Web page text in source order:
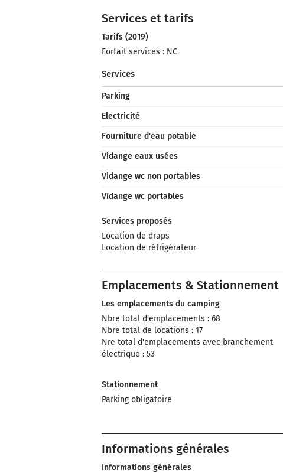
Services et tarifs
Tarifs (2019)
Forfait services : NC
Services
Parking
Electricité
Fourniture d'eau potable
Vidange eaux usées
Vidange wc non portables
Vidange wc portables
Services proposés
Location de draps
Location de réfrigérateur
Emplacements & Stationnement
Les emplacements du camping
Nbre total d'emplacements : 68
Nbre total de locations : 17
Nre total d'emplacements avec branchement
électrique : 53
Stationnement
Parking obligatoire
Informations générales
Informations générales